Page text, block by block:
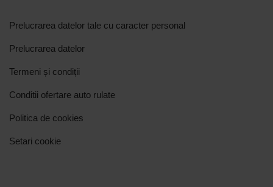
Prelucrarea datelor tale cu caracter personal
Prelucrarea datelor
Termeni și condiții
Conditii ofertare auto rulate
Politica de cookies
Setari cookie